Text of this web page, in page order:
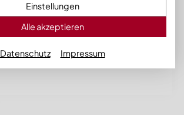
Einstellungen
Alle akzeptieren
Datenschutz Impressum